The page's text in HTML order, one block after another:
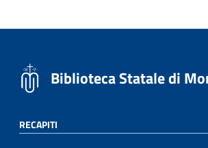
Biblioteca Statale di
RECAPITI